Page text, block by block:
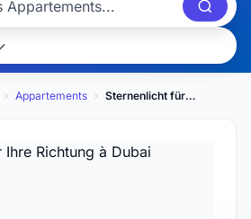
Appartements Sternenlicht für Ihre Richtung